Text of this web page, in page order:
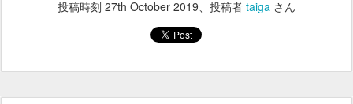
投稿時刻 27th October 2019、投稿者 taiga さん